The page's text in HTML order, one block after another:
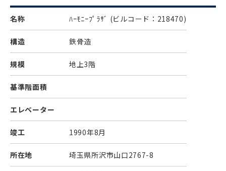
名称 ﾊｰﾓﾆｰﾌﾟﾗｻﾞ (ビルコード：218470)
構造 鉄骨造
規模 地上3階
基準階面積
エレベーター
竣工 1990年8月
所在地 埼玉県所沢市山口2767-8